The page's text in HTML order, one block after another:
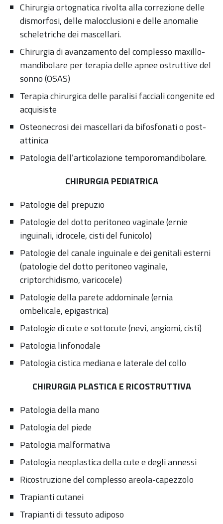
Chirurgia ortognatica rivolta alla correzione delle
dismorfosi, delle malocclusioni e delle anomalie
scheletriche dei mascellari.
Chirurgia di avanzamento del complesso maxillo-
mandibolare per terapia delle apnee ostruttive del
sonno (OSAS)
Terapia chirurgica delle paralisi facciali congenite ed
acquisiste
Osteonecrosi dei mascellari da bifosfonati o post-
attinica
Patologia dell’articolazione temporomandibolare.
CHIRURGIA PEDIATRICA
Patologie del prepuzio
Patologie del dotto peritoneo vaginale (ernie
inguinali, idrocele, cisti del funicolo)
Patologie del canale inguinale e dei genitali esterni
(patologie del dotto peritoneo vaginale,
criptorchidismo, varicocele)
Patologie della parete addominale (ernia
ombelicale, epigastrica)
Patologie di cute e sottocute (nevi, angiomi, cisti)
Patologia linfonodale
Patologia cistica mediana e laterale del collo
CHIRURGIA PLASTICA E RICOSTRUTTIVA
Patologia della mano
Patologia del piede
Patologia malformativa
Patologia neoplastica della cute e degli annessi
Ricostruzione del complesso areola-capezzolo
Trapianti cutanei
Trapianti di tessuto adiposo